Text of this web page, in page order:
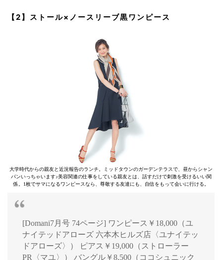
【2】ストール×ノースリーブ黒ワンピース
大学時代からの親友と近況報告のランチ。ミッドタウンのガーデンテラスで、昼からシャン
パンいっちゃいます♪美容関連の仕事をしている親友とは、話すだけで刺激を受けるいい関
係。1枚でサマになるワンピースなら、尊敬する友達にも、自信をもって会いに行ける。
[Domani7月号 74ページ] ワンピース￥18,000（ユ
ナイテッドアローズ 六本木ヒルズ店〈ユナイテッ
ドアローズ〉） ピアス￥19,000（ストローラー
PR〈マユ〉） バングル￥8,500（ココシュニック